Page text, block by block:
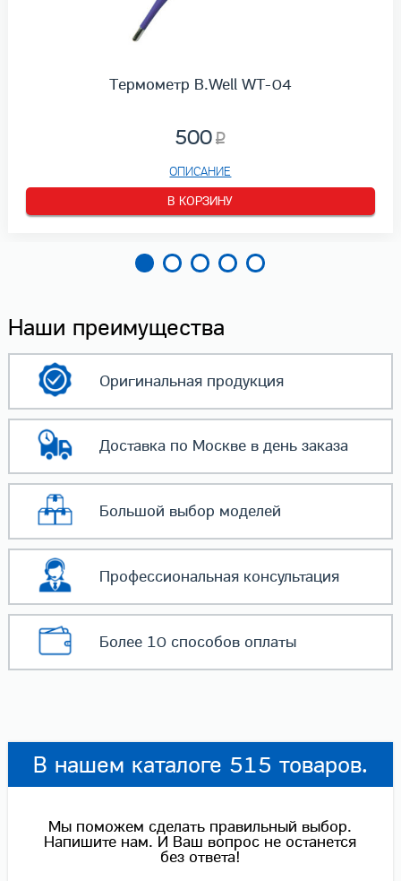
Термометр B.Well WT-04
500
ОПИСАНИЕ
В КОРЗИНУ
Наши преимущества
Оригинальнаяпродукция
Доставка по Москвев день заказа
Большой выбор моделей
Профессиональнаяконсультация
Более 10 способовоплаты
В нашем каталоге 515 товаров.
Мы поможем сделать правильный выбор.
Напишите нам. И Ваш вопрос не останется
без ответа!